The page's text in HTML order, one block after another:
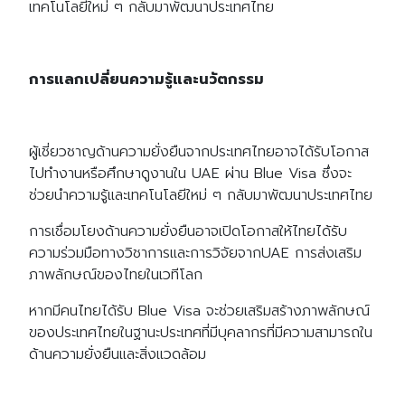
เทคโนโลยีใหม่ ๆ กลับมาพัฒนาประเทศไทย
การแลกเปลี่ยนความรู้และนวัตกรรม
ผู้เชี่ยวชาญด้านความยั่งยืนจากประเทศไทยอาจได้รับโอกาส
ไปทำงานหรือศึกษาดูงานใน UAE ผ่าน Blue Visa ซึ่งจะ
ช่วยนำความรู้และเทคโนโลยีใหม่ ๆ กลับมาพัฒนาประเทศไทย
การเชื่อมโยงด้านความยั่งยืนอาจเปิดโอกาสให้ไทยได้รับ
ความร่วมมือทางวิชาการและการวิจัยจากUAE การส่งเสริม
ภาพลักษณ์ของไทยในเวทีโลก
หากมีคนไทยได้รับ Blue Visa จะช่วยเสริมสร้างภาพลักษณ์
ของประเทศไทยในฐานะประเทศที่มีบุคลากรที่มีความสามารถใน
ด้านความยั่งยืนและสิ่งแวดล้อม